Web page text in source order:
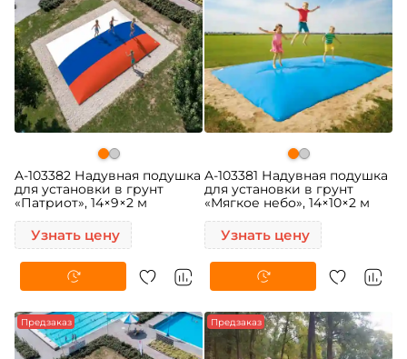
A-103382 Надувная подушка
для установки в грунт
«Патриот», 14×9×2 м
Узнать цену
A-103381 Надувная подушка
для установки в грунт
«Мягкое небо», 14×10×2 м
Узнать цену
Предзаказ Предзаказ